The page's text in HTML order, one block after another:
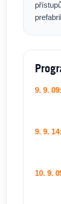
9. 9.
9. 9.
10. 9.